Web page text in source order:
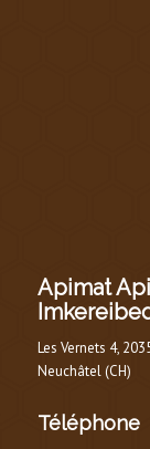
Apimat
Les Vernets 4,
Neuchâtel (CH)
Téléphone